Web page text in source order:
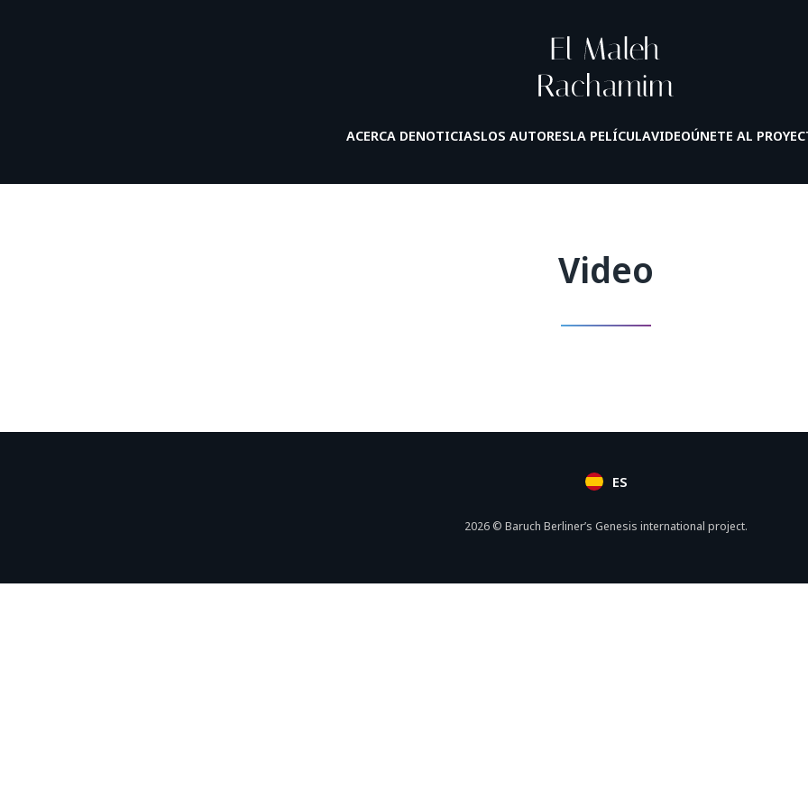
ACERCA DENOTICIASLOS AUTORESLA PELÍCULAVIDEOÚNETE AL
Video
ES
2026 © Baruch Berliner’s Genesis international project.